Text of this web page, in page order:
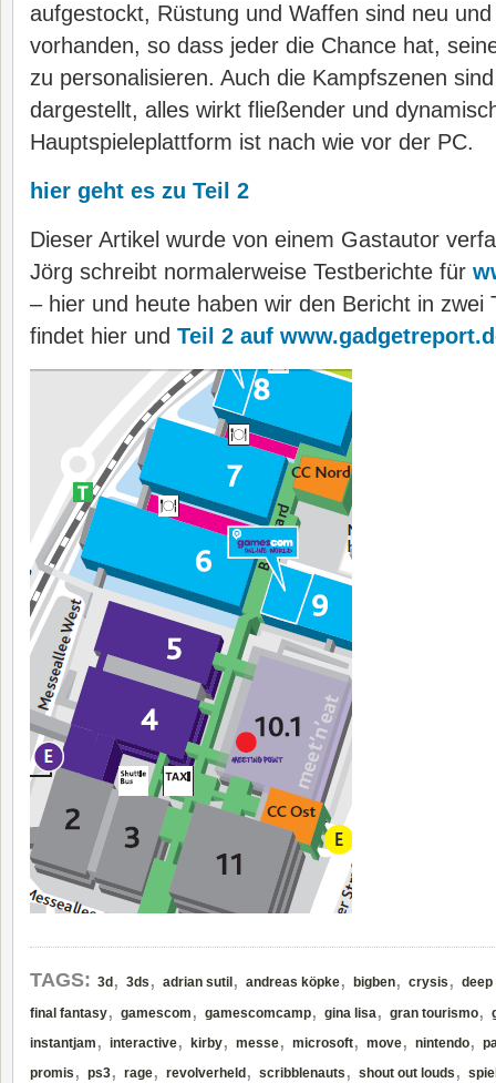
aufgestockt, Rüstung und Waffen sind neu
vorhanden, so dass jeder die Chance hat,
zu personalisieren. Auch die Kampfszenen
dargestellt, alles wirkt fließender und
Hauptspieleplattform ist nach wie vor der PC.
hier geht es zu Teil 2
Dieser Artikel wurde von einem Gastautor
Jörg schreibt normalerweise Testberichte für
– hier und heute haben wir den Bericht in zwei
findet hier und Teil 2 auf
TAGS: 3d , 3ds , adrian sutil , andreas köpke, bigben, crysis ,
final fantasy, gamescom , gamescomcamp, gina lisa, gran tourismo,
instantjam , interactive, kirby, messe, microsoft, move, nintendo,
promis , ps3, rage, revolverheld , scribblenauts , shout out louds ,